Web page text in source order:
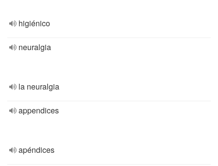
higiénico
neuralgia
la neuralgia
appendices
apéndices